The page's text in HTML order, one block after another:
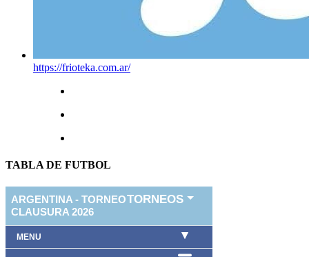
https://frioteka.com.ar/
TABLA DE FUTBOL